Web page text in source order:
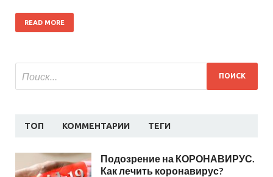
READ MORE
ТОП КОММЕНТАРИИ ТЕГИ
Подозрение на КОРОНАВИРУС.
Как лечить коронавирус?